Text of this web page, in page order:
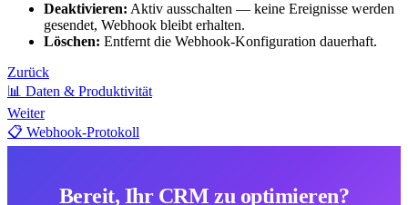
Deaktivieren: Aktiv ausschalten — keine Ereignisse werden
gesendet, Webhook bleibt erhalten.
Löschen: Entfernt die Webhook-Konfiguration dauerhaft.
Zurück
📊 Daten & Produktivität
Weiter
📋 Webhook-Protokoll
Bereit, Ihr CRM zu optimieren?